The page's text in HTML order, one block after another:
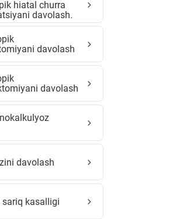
hiatal churra
davolash.
davolash
davolash
davolash
sariq kasalligi